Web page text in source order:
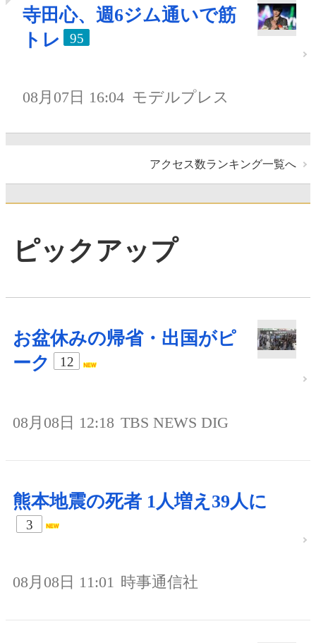
寺田心、週6ジム通いで筋
トレ
95
08月07日 16:04 モデルプレス
アクセス数ランキング一覧へ
ピックアップ
お盆休みの帰省・出国がピ
ーク
12
08月08日 12:18 TBS NEWS DIG
熊本地震の死者 1人増え39人に
3
08月08日 11:01 時事通信社